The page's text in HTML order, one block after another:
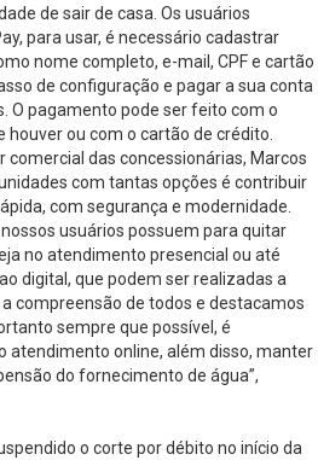
de sair de casa. Os usuários
para usar, é necessário cadastrar
nome completo, e-mail, CPF e cartão
de configuração e pagar a sua conta
O pagamento pode ser feito com o
houver ou com o cartão de crédito.
comercial das concessionárias, Marcos
com tantas opções é contribuir
com segurança e modernidade.
usuários possuem para quitar
no atendimento presencial ou até
digital, que podem ser realizadas a
compreensão de todos e destacamos
sempre que possível, é
atendimento online, além disso, manter
do fornecimento de água”,
o corte por débito no início da